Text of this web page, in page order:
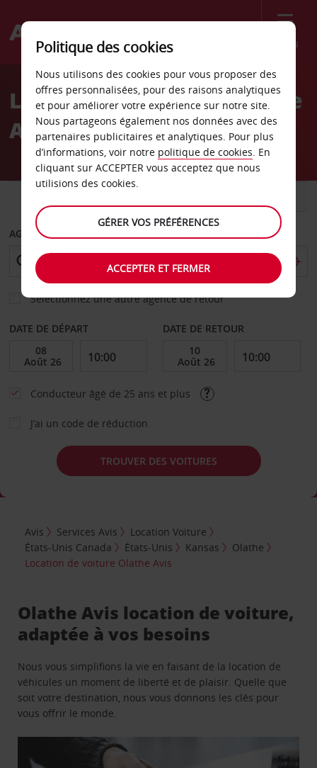
Menu
Welcome
AvisLocation de voiture Olathe
Avis
AGENCE DE DÉPART
Sélectionnez une autre agence de retour
DATE DE DÉPART DATE DE RETOUR
Conducteur âgé de 25 ans et plus
J’ai un code de réduction
TROUVER DES VOITURES
Avis Services Avis
Location Voiture
États-Unis Canada
États-Unis Kansas
Olathe
Location de voiture Olathe Avis
Olathe Avis location de voiture,
adaptée à vos besoins
Nous vous simplifions la vie en faisant de la location de
véhicules un moment de liberté et de plaisir. Quelle que
soit votre destination, nous vous donnons les clés pour
vous offrir le monde.
Politique des cookies
Nous utilisons des cookies pour vous proposer des
offres personnalisées, pour des raisons analytiques
et pour améliorer votre expérience sur notre site.
Nous partageons également nos données avec des
partenaires publicitaires et analytiques. Pour plus
d’informations, voir notre politique de cookies. En
cliquant sur ACCEPTER vous acceptez que nous
utilisions des cookies.
GÉRER VOS PRÉFÉRENCES
ACCEPTER ET FERMER